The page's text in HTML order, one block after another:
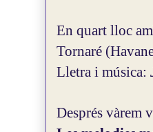
En quart lloc
Tornaré
Lletra i música:
Després vàrem